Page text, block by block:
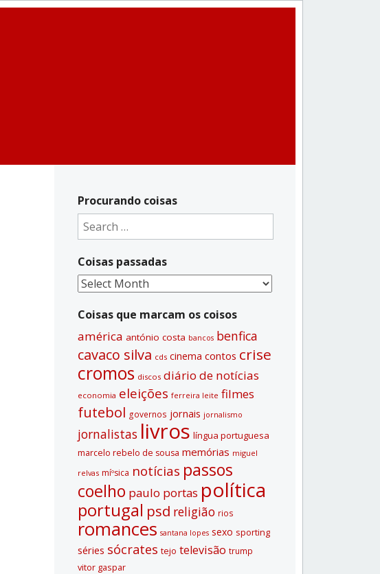
Procurando coisas
Search
for:
Coisas passadas
Coisas
Coisas que marcam os coisos
américa antónio costa bancos benfica
cavaco silva cds cinema contos crise
cromos discos diário de notí­cias
economia eleições ferreira leite filmes
futebol governos jornais jornalismo
jornalistas livros lí­ngua portuguesa
marcelo rebelo de sousa memórias miguel
relvas míºsica notí­cias passos
coelho paulo portas polí­tica
portugal psd religião rios
romances santana lopes sexo sporting
séries sócrates tejo televisão trump
vitor gaspar